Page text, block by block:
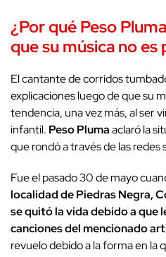
¿Por qué Peso
que su música no es
El cantante de corridos
explicaciones luego de que su
tendencia, una vez más, al ser
infantil. Peso Plumaaclaró la
que rondó a través de las redes
Fue el pasado 30 de mayo
localidad de Piedras Negra,
se quitó la vida debido a que
canciones del mencionado
revuelo debido a la forma en la